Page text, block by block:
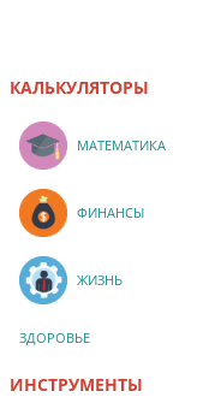
КАЛЬКУЛЯТОРЫ
МАТЕМАТИКА
ФИНАНСЫ
ЖИЗНЬ
ЗДОРОВЬЕ
ИНСТРУМЕНТЫ